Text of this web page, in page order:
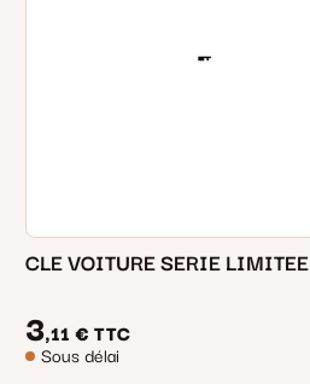
CLE VOITURE SERIE LIMITEE
3,11 € TTC
Sous délai